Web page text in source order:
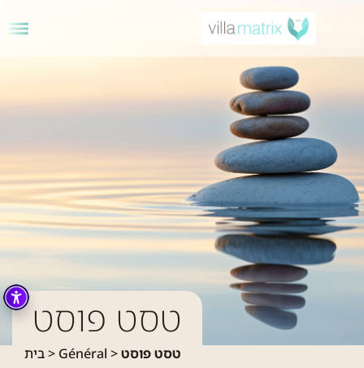
טסט פוסט
בית> Général >טסט פוסט